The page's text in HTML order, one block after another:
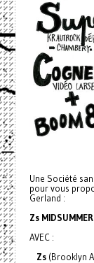
Une Société
pour vous
Gerland :
Zs
AVEC :
Zs(Brooklyn